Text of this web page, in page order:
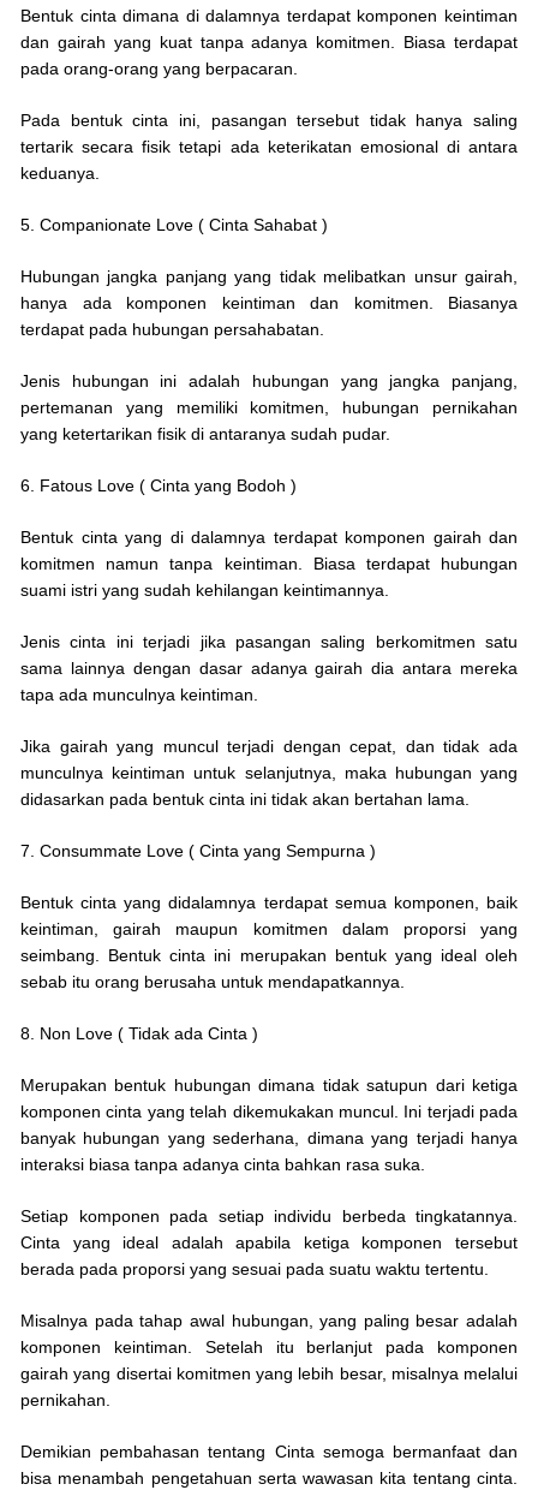
Bentuk cinta dimana di dalamnya terdapat komponen keintiman
dan gairah yang kuat tanpa adanya komitmen. Biasa terdapat
pada orang-orang yang berpacaran.
Pada bentuk cinta ini, pasangan tersebut tidak hanya saling
tertarik secara fisik tetapi ada keterikatan emosional di antara
keduanya.
5. Companionate Love ( Cinta Sahabat )
Hubungan jangka panjang yang tidak melibatkan unsur gairah,
hanya ada komponen keintiman dan komitmen. Biasanya
terdapat pada hubungan persahabatan.
Jenis hubungan ini adalah hubungan yang jangka panjang,
pertemanan yang memiliki komitmen, hubungan pernikahan
yang ketertarikan fisik di antaranya sudah pudar.
6. Fatous Love ( Cinta yang Bodoh )
Bentuk cinta yang di dalamnya terdapat komponen gairah dan
komitmen namun tanpa keintiman. Biasa terdapat hubungan
suami istri yang sudah kehilangan keintimannya.
Jenis cinta ini terjadi jika pasangan saling berkomitmen satu
sama lainnya dengan dasar adanya gairah dia antara mereka
tapa ada munculnya keintiman.
Jika gairah yang muncul terjadi dengan cepat, dan tidak ada
munculnya keintiman untuk selanjutnya, maka hubungan yang
didasarkan pada bentuk cinta ini tidak akan bertahan lama.
7. Consummate Love ( Cinta yang Sempurna )
Bentuk cinta yang didalamnya terdapat semua komponen, baik
keintiman, gairah maupun komitmen dalam proporsi yang
seimbang. Bentuk cinta ini merupakan bentuk yang ideal oleh
sebab itu orang berusaha untuk mendapatkannya.
8. Non Love ( Tidak ada Cinta )
Merupakan bentuk hubungan dimana tidak satupun dari ketiga
komponen cinta yang telah dikemukakan muncul. Ini terjadi pada
banyak hubungan yang sederhana, dimana yang terjadi hanya
interaksi biasa tanpa adanya cinta bahkan rasa suka.
Setiap komponen pada setiap individu berbeda tingkatannya.
Cinta yang ideal adalah apabila ketiga komponen tersebut
berada pada proporsi yang sesuai pada suatu waktu tertentu.
Misalnya pada tahap awal hubungan, yang paling besar adalah
komponen keintiman. Setelah itu berlanjut pada komponen
gairah yang disertai komitmen yang lebih besar, misalnya melalui
pernikahan.
Demikian pembahasan tentang Cinta semoga bermanfaat dan
bisa menambah pengetahuan serta wawasan kita tentang cinta.